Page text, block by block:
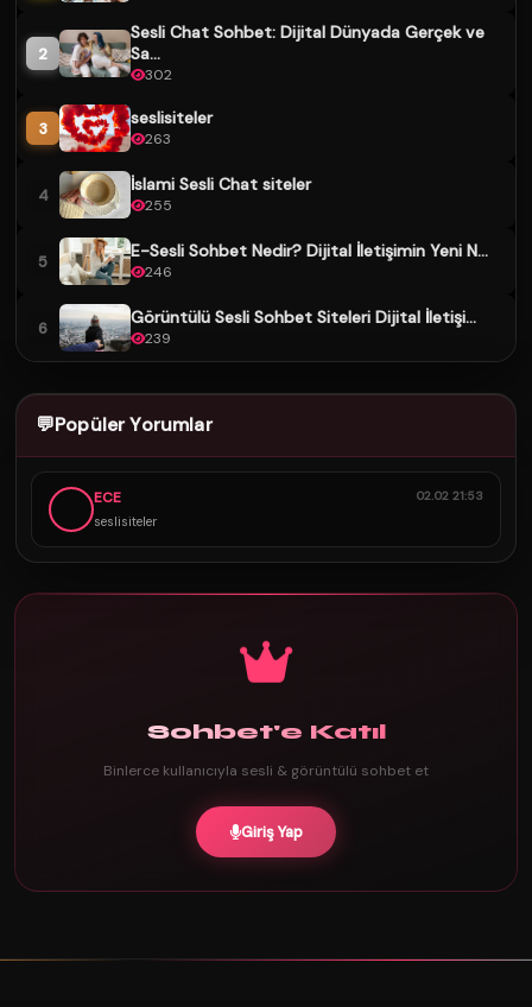
2
Sesli Chat Sohbet: Dijital Dünyada Gerçek ve
Sa...
302
3 seslisiteler
263
4 İslami Sesli Chat siteler
255
5 E-Sesli Sohbet Nedir? Dijital İletişimin Yeni N...
246
6 Görüntülü Sesli Sohbet Siteleri Dijital İletişi...
239
💬Popüler Yorumlar
ECE
seslisiteler
02.02 21:53
Sohbet'e Katıl
Binlerce kullanıcıyla sesli & görüntülü sohbet et
Giriş Yap